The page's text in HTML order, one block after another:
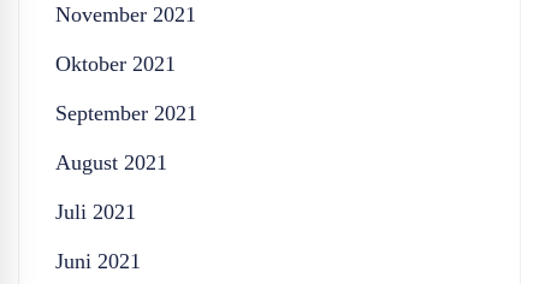
November 2021
Oktober 2021
September 2021
August 2021
Juli 2021
Juni 2021